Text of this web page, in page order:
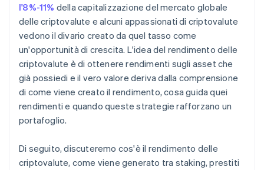
l'8%-11% della capitalizzazione del mercato globale
delle criptovalute e alcuni appassionati di criptovalute
vedono il divario creato da quel tasso come
un'opportunità di crescita. L'idea del rendimento delle
criptovalute è di ottenere rendimenti sugli asset che
già possiedi e il vero valore deriva dalla comprensione
di come viene creato il rendimento, cosa guida quei
rendimenti e quando queste strategie rafforzano un
portafoglio.
Di seguito, discuteremo cos'è il rendimento delle
criptovalute, come viene generato tra staking, prestiti